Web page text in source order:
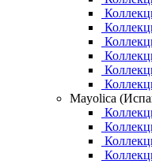
Mayolica